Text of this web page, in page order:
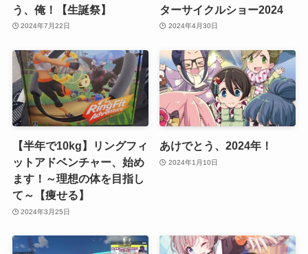
う、俺！【生誕祭】
2024年7月22日
ターサイクルショー2024
2024年4月30日
【半年で10kg】リングフィ
ットアドベンチャー、始め
ます！～理想の体を目指し
て～【痩せる】
2024年3月25日
あけでとう、2024年！
2024年1月10日